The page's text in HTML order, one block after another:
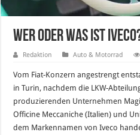
Wer oder was ist
Redaktion Auto & Motorrad
Vom Fiat-Konzern angestrengt
in Turin, nachdem die LKW-
produzierenden Unternehmen
Officine Meccaniche (Italien) und
dem Markennamen von Iveco